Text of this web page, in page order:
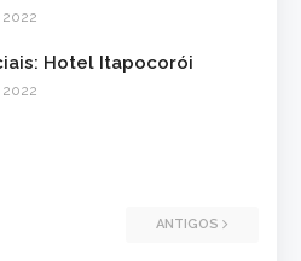
2022
Hotel Itapocorói
2022
ANTIGOS